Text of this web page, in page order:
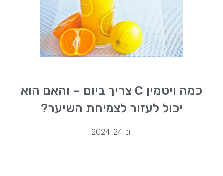
כמה ויטמין C צריך ביום – והאם הוא
יכול לעזור לצמיחת השיער?
יוני 24, 2024